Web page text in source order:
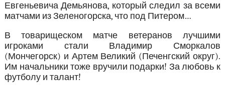
Евгеньевича Демьянова, который следил за всеми
матчами из Зеленогорска, что под Питером…
В товарищеском матче ветеранов лучшими
игроками стали Владимир Сморкалов
(Мончегорск) и Артем Великий (Печенгский округ).
Им начальники тоже вручили подарки! За любовь к
футболу и талант!